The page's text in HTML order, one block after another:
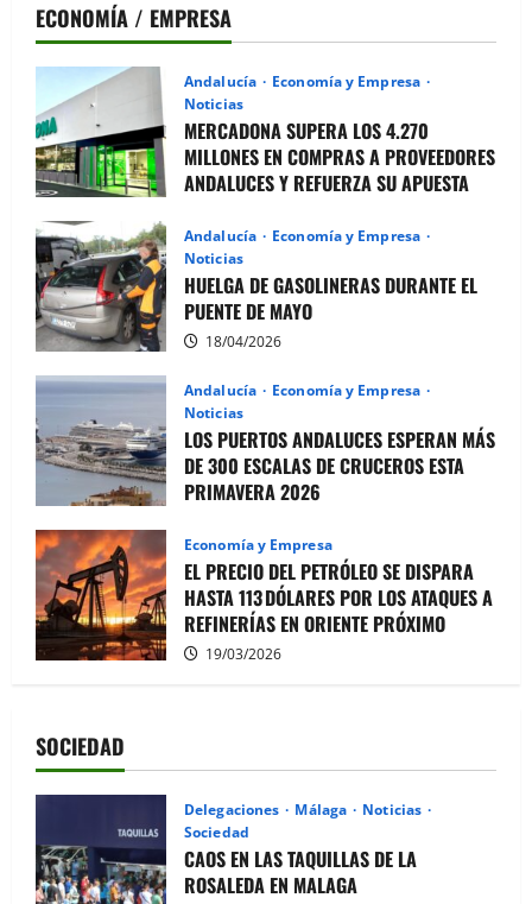
ECONOMÍA / EMPRESA
Andalucía
Economía y Empresa
Noticias
MERCADONA SUPERA LOS 4.270
MILLONES EN COMPRAS A PROVEEDORES
ANDALUCES Y REFUERZA SU APUESTA
28/04/2026
Andalucía
Economía y Empresa
Noticias
HUELGA DE GASOLINERAS DURANTE EL
PUENTE DE MAYO
18/04/2026
Andalucía
Economía y Empresa
Noticias
LOS PUERTOS ANDALUCES ESPERAN MÁS
DE 300 ESCALAS DE CRUCEROS ESTA
PRIMAVERA 2026
Economía y Empresa
EL PRECIO DEL PETRÓLEO SE DISPARA
HASTA 113 DÓLARES POR LOS ATAQUES A
REFINERÍAS EN ORIENTE PRÓXIMO
19/03/2026
SOCIEDAD
Delegaciones Málaga
Noticias
Sociedad
CAOS EN LAS TAQUILLAS DE LA
ROSALEDA EN MALAGA